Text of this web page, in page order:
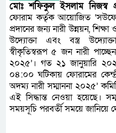
মোঃ শফিকুল ইসলাম নিজস্ব
ফোরাম কর্তৃক আয়োজিত ‘সউফো
প্রদানের জন্য নারী উন্নয়ন, শিক্ষা
উদ্যোক্তা এবং বস্ত্র
স্বীকৃতিস্বরূপ ৫ জন নারী
২০২৫’। গত ২১ জানুয়ারি
০৪:০০ ঘটিকায় ফোরামের
অদম্য নারী সম্মাননা ২০২৫’
এই সিদ্ধান্ত নেওয়া হয়েছে।
সময়সূচি পরবর্তী সময়ে জানিয়ে